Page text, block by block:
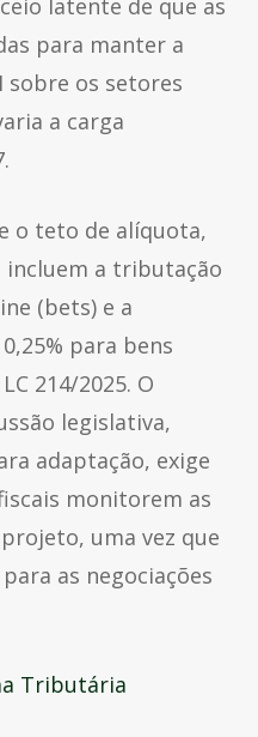
latente de que as
para manter a
sobre os setores
a carga
o teto de alíquota,
a tributação
(bets) e a
para bens
214/2025. O
legislativa,
adaptação, exige
monitorem as
uma vez que
as negociações
Tributária